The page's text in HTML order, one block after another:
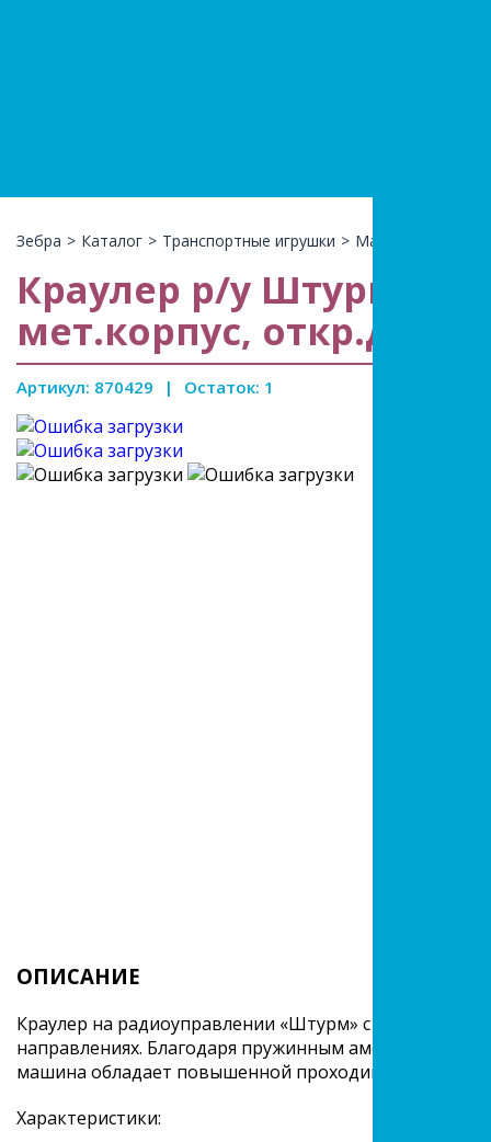
Зебра > Каталог > Транспортные игрушки > Машины на р/у
Краулер р/у Штурм,
мет.корпус,
Артикул: 870429 | Остаток: 1
ОПИСАНИЕ
Краулер на радиоуправлении «Штурм» с полным
направлениях. Благодаря пружинным
машина обладает повышенной проходимостью по
Характеристики: